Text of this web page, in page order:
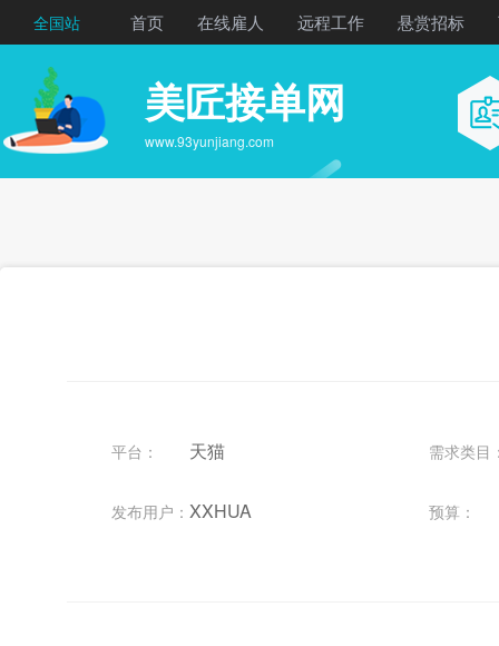
全国站 首页 在线雇人 远程工作 悬赏招标
美匠接单网
www.93yunjiang.com
平台： 天猫 需求类目
发布用户： XXHUA 预算：